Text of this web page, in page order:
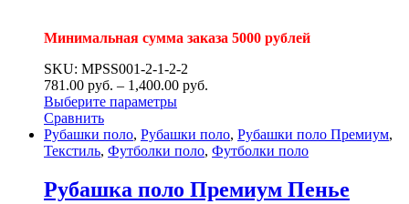
Минимальная сумма заказа 5000 рублей
SKU: MPSS001-2-1-2-2
781.00 руб. – 1,400.00 руб.
Выберите параметры
Сравнить
Рубашки поло, Рубашки поло, Рубашки поло Премиум,
Текстиль, Футболки поло, Футболки поло
Рубашка поло Премиум Пенье